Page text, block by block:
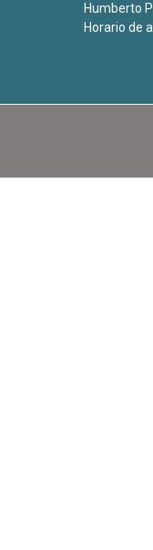
Humberto
Horario de